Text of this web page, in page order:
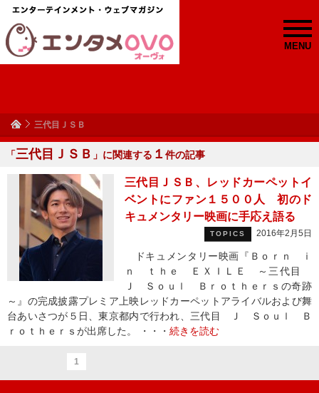
MENU
三代目ＪＳＢ
「三代目ＪＳＢ 」に関連する １ 件の記事
三代目ＪＳＢ、レッドカーペットイ
ベントにファン１５００人 初のド
キュメンタリー映画に手応え語る
TOPICS 2016年2月5日
ドキュメンタリー映画『Ｂｏｒｎ ｉ
ｎ ｔｈｅ ＥＸＩＬＥ ～三代目
Ｊ Ｓｏｕｌ Ｂｒｏｔｈｅｒｓの奇跡
～』の完成披露プレミア上映レッドカーペットアライバルおよび舞
台あいさつが５日、東京都内で行われ、三代目 Ｊ Ｓｏｕｌ Ｂ
ｒｏｔｈｅｒｓが出席した。 ・・・ 続きを読む
1